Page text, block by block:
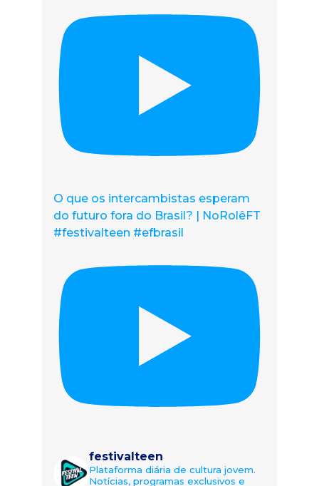
O que os intercambistas esperam
do futuro fora do Brasil? | NoRolêFT
#festivalteen #efbrasil
festivalteen
Plataforma diária de cultura jovem.
Notícias, programas exclusivos e